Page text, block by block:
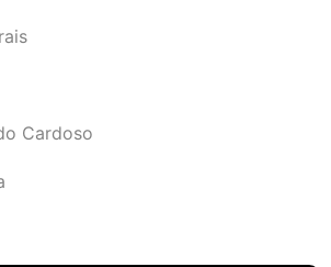
Cardoso